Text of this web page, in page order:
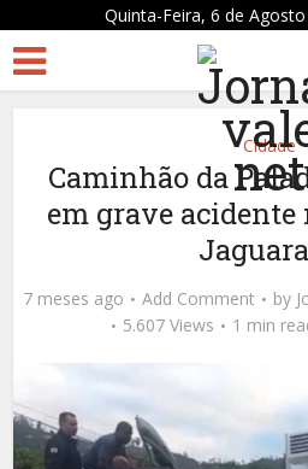
Quinta-Feira, 6 de
Cidade
Caminhão da
em grave acidente
7 meses ago Add Comment by
5.607 Views
1 min